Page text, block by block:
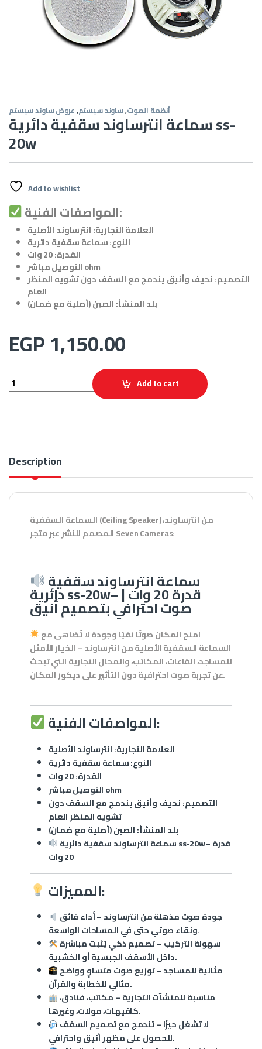
أنظمة الصوت,ساوند سيستم,عروض ساوند سيستم
سماعة انترساوند سقفية دائرية ss-
20w
Add to wishlist
المواصفات الفنية:
العلامة التجارية:انترساوند الأصلية
النوع:سماعة سقفية دائرية
القدرة:
التوصيل مباشر ohm
التصميم:نحيف وأنيق يندمج مع السقف دون تشويه المنظر
العام
بلد المنشأ:الصين (أصلية مع ضمان)
EGP1,150.00
سماعة انترساوند سقفية دائرية ss-20w quantity
Add to cart
Description
السماعة السقفية (Ceiling Speaker) من انترساوند،
Seven Cameras:
دائرية ss-20w– قدرة 20 وات |
صوت احترافي بتصميم أنيق
السماعة السقفية الأصلية منانترساوند– الخيار الأمثل
للمساجد، القاعات، المكاتب، والمحال التجارية التي تبحث
عن تجربة صوت احترافية دون التأثير على ديكور المكان.
المواصفات الفنية:
العلامة التجارية:انترساوند الأصلية
النوع:سماعة سقفية دائرية
القدرة:
التوصيل مباشر ohm
التصميم:نحيف وأنيق يندمج مع السقف دون
تشويه المنظر العام
بلد المنشأ:الصين (أصلية مع ضمان)
20 وات
المميزات:
جودة صوت مذهلة من انترساوند– أداء فائق
ونقاء صوتي حتى في المساحات الواسعة.
سهولة التركيب– تصميم ذكي يُثبت مباشرة
داخل الأسقف الجبسية أو الخشبية.
مثالية للمساجد– توزيع صوت متساوٍ وواضح
مثالي للخطابة والقرآن.
مناسبة للمنشآت التجارية– مكاتب، فنادق،
كافيهات، مولات، وغيرها.
لا تشغل حيزًا– تندمج مع تصميم السقف
للحصول على مظهر أنيق واحترافي.